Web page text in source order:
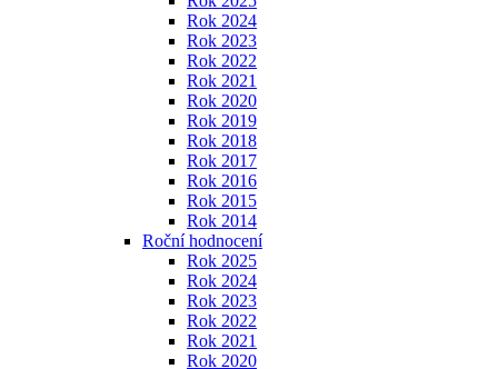
Rok 2024
Rok 2023
Rok 2022
Rok 2021
Rok 2020
Rok 2019
Rok 2018
Rok 2017
Rok 2016
Rok 2015
Rok 2014
Roční hodnocení
Rok 2025
Rok 2024
Rok 2023
Rok 2022
Rok 2021
Rok 2020